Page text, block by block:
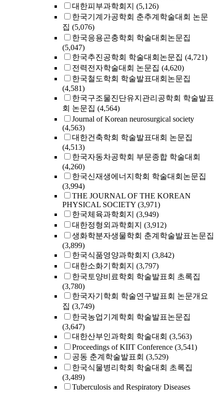
대한피부과학회지 (5,126)
한국기계가공학회 춘추계학술대회 논문
집 (5,076)
한국응용곤충학회 학술대회논문집
(5,047)
한국추진공학회 학술대회논문집 (4,721)
전력전자학술대회 논문집 (4,620)
한국철도학회 학술발표대회논문집
(4,581)
한국구조물진단유지관리공학회 학술발표
회 논문집 (4,564)
Journal of Korean neurosurgical society
(4,563)
대한건축학회 학술발표대회 논문집
(4,513)
한국자동차공학회 부문종합 학술대회
(4,260)
한국신재생에너지학회 학술대회논문집
(3,994)
THE JOURNAL OF THE KOREAN
PHYSICAL SOCIETY (3,971)
한국체육과학회지 (3,949)
대한정형외과학회지 (3,912)
생화학분자생물학회 춘계학술발표논문집
(3,899)
한국식품영양과학회지 (3,842)
대한소화기학회지 (3,797)
한국토양비료학회 학술발표회 초록집
(3,780)
한국자기학회 학술연구발표회 논문개요
집 (3,749)
한국농업기계학회 학술발표논문집
(3,647)
대한산부인과학회 학술대회 (3,563)
Proceedings of KIIT Conference (3,541)
공동 춘계학술발표회 (3,529)
한국식물병리학회 학술대회 초록집
(3,489)
Tuberculosis and Respiratory Diseases